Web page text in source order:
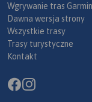
Wgrywanie tras Garmin
Dawna wersja strony
Wszystkie trasy
Trasy turystyczne
Kontakt